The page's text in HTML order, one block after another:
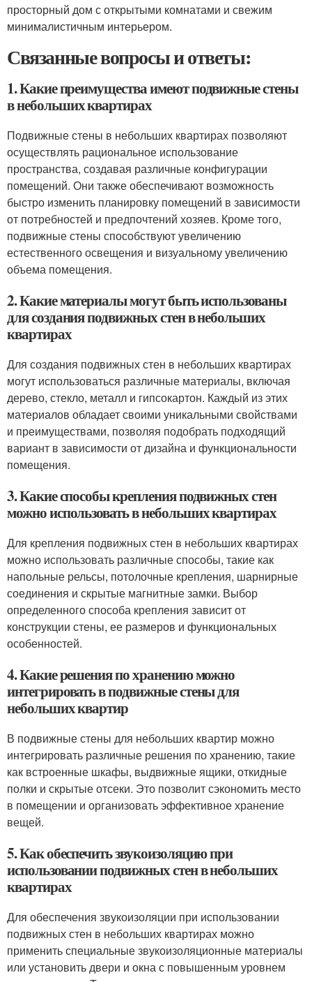
просторный дом с открытыми комнатами и свежим
минималистичным интерьером.
Связанные вопросы и ответы:
1. Какие преимущества имеют подвижные стены
в небольших квартирах
Подвижные стены в небольших квартирах позволяют
осуществлять рациональное использование
пространства, создавая различные конфигурации
помещений. Они также обеспечивают возможность
быстро изменить планировку помещений в зависимости
от потребностей и предпочтений хозяев. Кроме того,
подвижные стены способствуют увеличению
естественного освещения и визуальному увеличению
объема помещения.
2. Какие материалы могут быть использованы
для создания подвижных стен в небольших
квартирах
Для создания подвижных стен в небольших квартирах
могут использоваться различные материалы, включая
дерево, стекло, металл и гипсокартон. Каждый из этих
материалов обладает своими уникальными свойствами
и преимуществами, позволяя подобрать подходящий
вариант в зависимости от дизайна и функциональности
помещения.
3. Какие способы крепления подвижных стен
можно использовать в небольших квартирах
Для крепления подвижных стен в небольших квартирах
можно использовать различные способы, такие как
напольные рельсы, потолочные крепления, шарнирные
соединения и скрытые магнитные замки. Выбор
определенного способа крепления зависит от
конструкции стены, ее размеров и функциональных
особенностей.
4. Какие решения по хранению можно
интегрировать в подвижные стены для
небольших квартир
В подвижные стены для небольших квартир можно
интегрировать различные решения по хранению, такие
как встроенные шкафы, выдвижные ящики, откидные
полки и скрытые отсеки. Это позволит сэкономить место
в помещении и организовать эффективное хранение
вещей.
5. Как обеспечить звукоизоляцию при
использовании подвижных стен в небольших
квартирах
Для обеспечения звукоизоляции при использовании
подвижных стен в небольших квартирах можно
применить специальные звукоизоляционные материалы
или установить двери и окна с повышенным уровнем